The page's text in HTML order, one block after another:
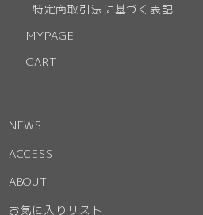
特定商取引法に基づく表記
MYPAGE
CART
NEWS
ACCESS
ABOUT
お気に入りリスト